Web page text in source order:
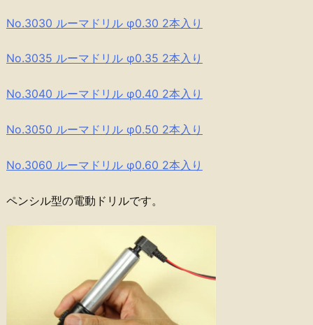
No.3030 ルーマドリル φ0.30 2本入り
No.3035 ルーマドリル φ0.35 2本入り
No.3040 ルーマドリル φ0.40 2本入り
No.3050 ルーマドリル φ0.50 2本入り
No.3060 ルーマドリル φ0.60 2本入り
ペンシル型の電動ドリルです。